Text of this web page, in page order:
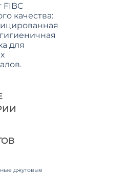
FIBC
качества:
для
джутовые